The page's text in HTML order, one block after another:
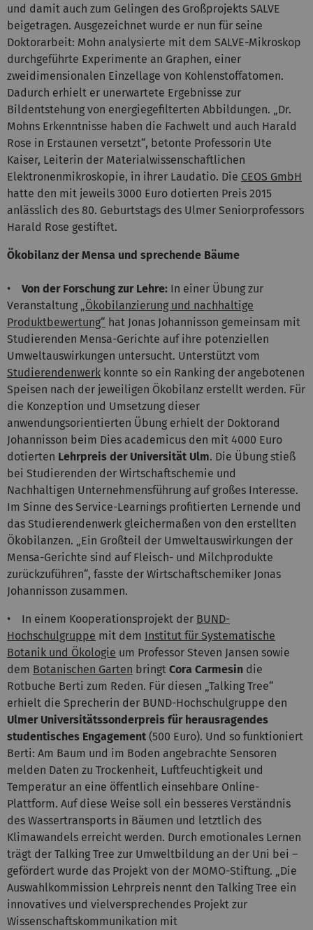
und damit auch zum Gelingen des Großprojekts SALVE
beigetragen. Ausgezeichnet wurde er nun für seine
Doktorarbeit: Mohn analysierte mit dem SALVE-Mikroskop
durchgeführte Experimente an Graphen, einer
zweidimensionalen Einzellage von Kohlenstoffatomen.
Dadurch erhielt er unerwartete Ergebnisse zur
Bildentstehung von energiegefilterten Abbildungen. „Dr.
Mohns Erkenntnisse haben die Fachwelt und auch Harald
Rose in Erstaunen versetzt“, betonte Professorin Ute
Kaiser, Leiterin der Materialwissenschaftlichen
Elektronenmikroskopie, in ihrer Laudatio. Die CEOS GmbH
hatte den mit jeweils 3000 Euro dotierten Preis 2015
anlässlich des 80. Geburtstags des Ulmer Seniorprofessors
Harald Rose gestiftet.
Ökobilanz der Mensa und sprechende Bäume
• Von der Forschung zur Lehre: In einer Übung zur
Veranstaltung
„Ökobilanzierung und nachhaltige
Produktbewertung“ hat Jonas Johannisson gemeinsam mit
Studierenden Mensa-Gerichte auf ihre potenziellen
Umweltauswirkungen untersucht. Unterstützt vom
Studierendenwerk konnte so ein Ranking der angebotenen
Speisen nach der jeweiligen Ökobilanz erstellt werden. Für
die Konzeption und Umsetzung dieser
anwendungsorientierten Übung erhielt der Doktorand
Johannisson beim Dies academicus den mit 4000 Euro
dotierten Lehrpreis der Universität Ulm. Die Übung stieß
bei Studierenden der Wirtschaftschemie und
Nachhaltigen Unternehmensführung auf großes Interesse.
Im Sinne des Service-Learnings profitierten Lernende und
das Studierendenwerk gleichermaßen von den erstellten
Ökobilanzen. „Ein Großteil der Umweltauswirkungen der
Mensa-Gerichte sind auf Fleisch- und Milchprodukte
zurückzuführen“, fasste der Wirtschaftschemiker Jonas
Johannisson zusammen.
• In einem Kooperationsprojekt der BUND-
Hochschulgruppe mit dem Institut für Systematische
Botanik und Ökologie um Professor Steven Jansen sowie
dem Botanischen Garten bringt Cora Carmesin die
Rotbuche Berti zum Reden. Für diesen „Talking Tree“
erhielt die Sprecherin der BUND-Hochschulgruppe den
Ulmer Universitätssonderpreis für herausragendes
studentisches Engagement (500 Euro). Und so funktioniert
Berti: Am Baum und im Boden angebrachte Sensoren
melden Daten zu Trockenheit, Luftfeuchtigkeit und
Temperatur an eine öffentlich einsehbare Online-
Plattform. Auf diese Weise soll ein besseres Verständnis
des Wassertransports in Bäumen und letztlich des
Klimawandels erreicht werden. Durch emotionales Lernen
trägt der Talking Tree zur Umweltbildung an der Uni bei –
gefördert wurde das Projekt von der MOMO-Stiftung. „Die
Auswahlkommission Lehrpreis nennt den Talking Tree ein
innovatives und vielversprechendes Projekt zur
Wissenschaftskommunikation mit